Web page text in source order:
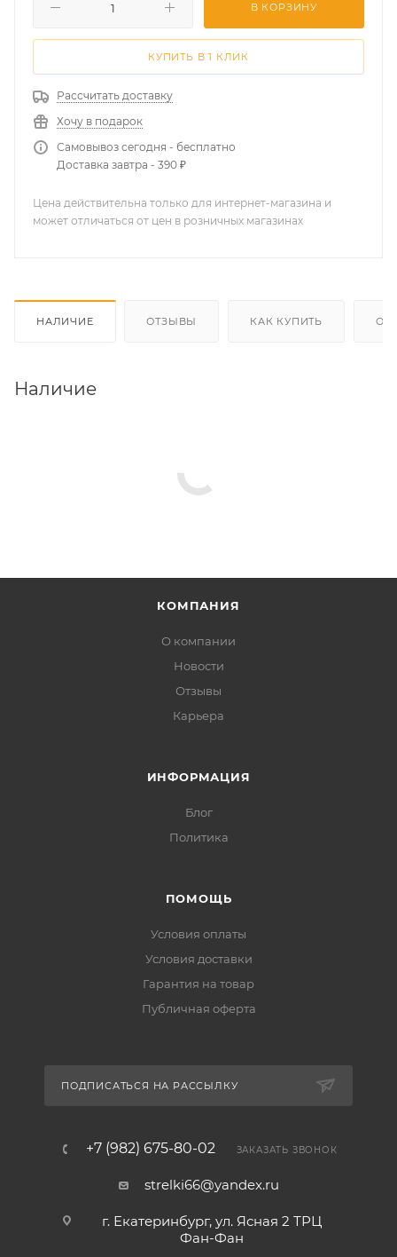
В КОРЗИНУ
КУПИТЬ В 1 КЛИК
Рассчитать доставку
Хочу в подарок
Самовывоз сегодня - бесплатно
Доставка завтра - 390 ₽
Цена действительна только для интернет-магазина и
может отличаться от цен в розничных магазинах
НАЛИЧИЕ ОТЗЫВЫ КАК КУПИТЬ
Наличие
КОМПАНИЯ
О компании
Новости
Отзывы
Карьера
ИНФОРМАЦИЯ
Блог
Политика
ПОМОЩЬ
Условия оплаты
Условия доставки
Гарантия на товар
Публичная оферта
ПОДПИСАТЬСЯ НА РАССЫЛКУ
+7 (982) 675-80-02 ЗАКАЗАТЬ ЗВОНОК
strelki66@yandex.ru
г. Екатеринбург, ул. Ясная 2 ТРЦ
Фан-Фан